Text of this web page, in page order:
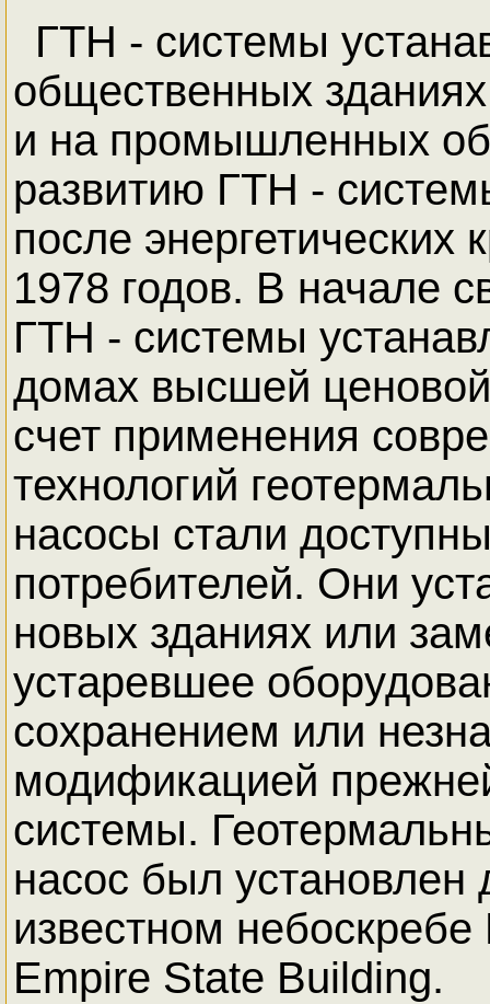
ГТН - системы
общественных
и на промышленных
развитию ГТН -
после энергетических
1978 годов. В начале
ГТН - системы
домах высшей ценовой
счет применения
технологий
насосы стали
потребителей. Они
новых зданиях или
устаревшее
сохранением или
модификацией
системы.
насос был
известном
Empire State Building.